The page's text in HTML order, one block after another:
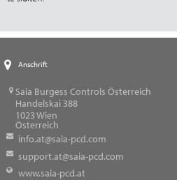
Anschrift
Saia Burgess Controls Österreich
Handelskai 388
1023Wien
Österreich
info.at@saia-pcd.com
support.at@saia-pcd.com
www.saia-pcd.at